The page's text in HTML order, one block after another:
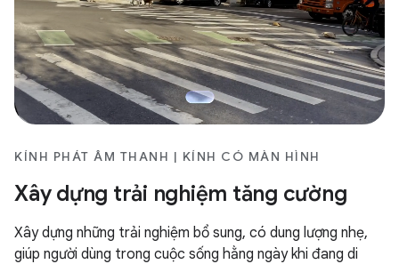
KÍNH PHÁT ÂM THANH | KÍNH CÓ MÀN HÌNH
Xây dựng trải nghiệm tăng cường
Xây dựng những trải nghiệm bổ sung, có dung lượng nhẹ,
giúp người dùng trong cuộc sống hằng ngày khi đang di